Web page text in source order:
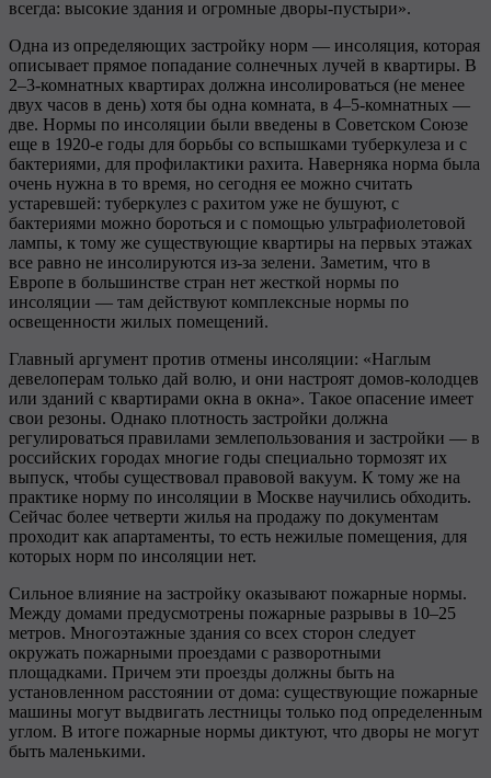
всегда: высокие здания и огромные дворы-пустыри».
Одна из определяющих застройку норм — инсоляция, которая
описывает прямое попадание солнечных лучей в квартиры. В
2–3-комнатных квартирах должна инсолироваться (не менее
двух часов в день) хотя бы одна комната, в 4–5-комнатных —
две. Нормы по инсоляции были введены в Советском Союзе
еще в 1920-е годы для борьбы со вспышками туберкулеза и с
бактериями, для профилактики рахита. Наверняка норма была
очень нужна в то время, но сегодня ее можно считать
устаревшей: туберкулез с рахитом уже не бушуют, с
бактериями можно бороться и с помощью ультрафиолетовой
лампы, к тому же существующие квартиры на первых этажах
все равно не инсолируются из-за зелени. Заметим, что в
Европе в большинстве стран нет жесткой нормы по
инсоляции — там действуют комплексные нормы по
освещенности жилых помещений.
Главный аргумент против отмены инсоляции: «Наглым
девелоперам только дай волю, и они настроят домов-колодцев
или зданий с квартирами окна в окна». Такое опасение имеет
свои резоны. Однако плотность застройки должна
регулироваться правилами землепользования и застройки — в
российских городах многие годы специально тормозят их
выпуск, чтобы существовал правовой вакуум. К тому же на
практике норму по инсоляции в Москве научились обходить.
Сейчас более четверти жилья на продажу по документам
проходит как апартаменты, то есть нежилые помещения, для
которых норм по инсоляции нет.
Сильное влияние на застройку оказывают пожарные нормы.
Между домами предусмотрены пожарные разрывы в 10–25
метров. Многоэтажные здания со всех сторон следует
окружать пожарными проездами с разворотными
площадками. Причем эти проезды должны быть на
установленном расстоянии от дома: существующие пожарные
машины могут выдвигать лестницы только под определенным
углом. В итоге пожарные нормы диктуют, что дворы не могут
быть маленькими.